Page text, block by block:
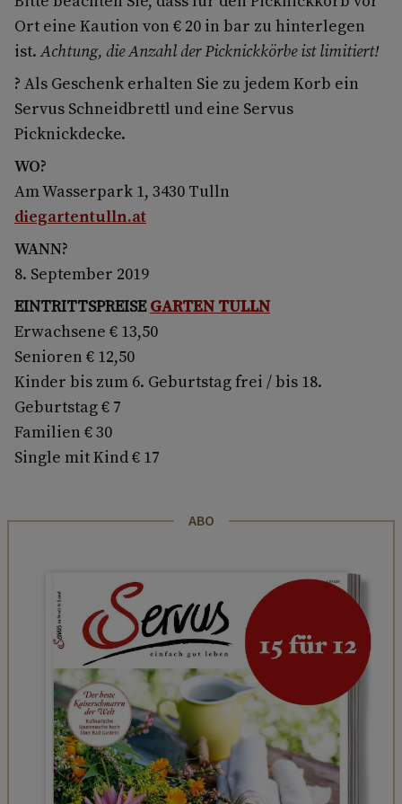
Ort eine Kaution von € 20 in bar zu hinterlegen
ist.Achtung, die Anzahl der Picknickkörbe ist limitiert!
? Als Geschenk erhalten Sie zu jedem Korb ein
Servus Schneidbrettl und eine Servus
Picknickdecke.
WO?
Am Wasserpark 1, 3430 Tulln
diegartentulln.at
WANN?
8. September 2019
EINTRITTSPREISEGARTEN TULLN
Erwachsene € 13,50
Senioren € 12,50
Kinder bis zum 6. Geburtstag frei / bis 18.
Geburtstag € 7
Familien € 30
Single mit Kind € 17
ABO